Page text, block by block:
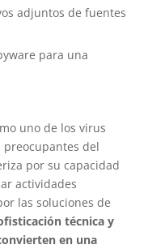
adjuntos de fuentes
para una
uno de los virus
del
por su capacidad
actividades
las soluciones de
técnica y
en una